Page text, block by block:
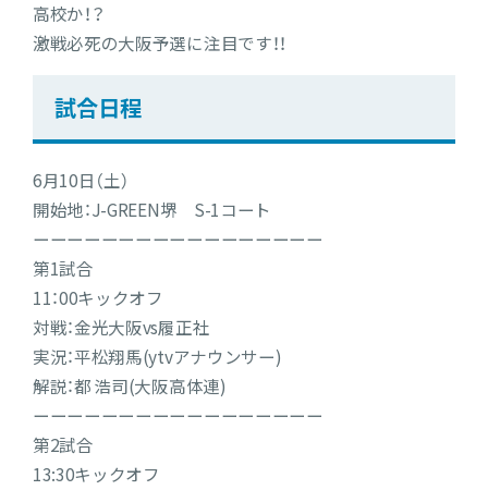
高校か！？
激戦必死の大阪予選に注目です！！
試合日程
6月10日（土）
開始地：J-GREEN堺 S-1コート
ーーーーーーーーーーーーーーーーー
第1試合
11：00キックオフ
対戦：金光大阪vs履正社
実況：平松翔馬(ytvアナウンサー)
解説：都 浩司(大阪高体連)
ーーーーーーーーーーーーーーーーー
第2試合
13:30キックオフ